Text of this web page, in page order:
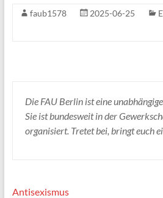
faub1578 2025-06-25
Die FAU Berlin ist eine
Sie ist bundesweit in der
organisiert. Tretet bei, bringt euch
Antisexismus